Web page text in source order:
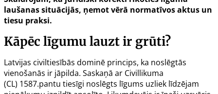
laušanas situācijās, ņemot vērā normatīvos aktus un
tiesu praksi.
Kāpēc līgumu lauzt ir grūti?
Latvijas civiltiesībās dominē princips, ka noslēgtās
vienošanās ir jāpilda. Saskaņā ar Civillikuma
(CL) 1587.pantu tiesīgi noslēgts līgums uzliek līdzējam